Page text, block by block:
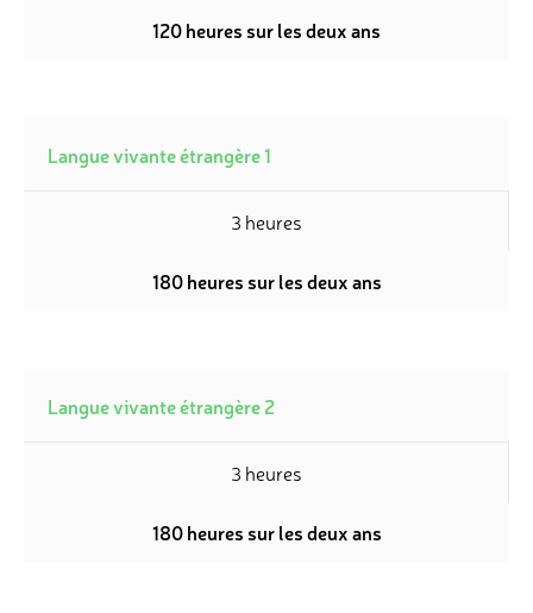
120 heures sur les deux ans
Langue vivante étrangère 1
3 heures
180 heures sur les deux ans
Langue vivante étrangère 2
3 heures
180 heures sur les deux ans